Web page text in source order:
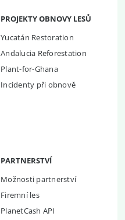
PROJEKTY OBNOVY LESŮ
Yucatán Restoration
Andalucia Reforestation
Plant-for-Ghana
Incidenty při obnově
PARTNERSTVÍ
Možnosti partnerství
Firemní les
PlanetCash API